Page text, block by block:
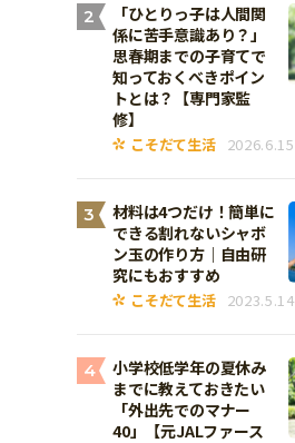
2
「ひとりっ子は人間関
係に苦手意識あり？」
思春期までの子育てで
知っておくべきポイン
トとは？【専門家監
修】
こそだて生活 2026.6.15
3
材料は4つだけ！簡単に
できる割れないシャボ
ン玉の作り方｜自由研
究にもおすすめ
こそだて生活 2023.5.14
4
小学校低学年の夏休み
までに教えておきたい
「外出先でのマナー
40」【元JALファース